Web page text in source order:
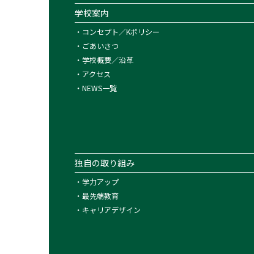
学校案内
・ コンセプト／Kポリシー
・ ごあいさつ
・ 学校概要／沿革
・ アクセス
・ NEWS一覧
独自の取り組み
・ 学力アップ
・ 最先端教育
・ キャリアデザイン